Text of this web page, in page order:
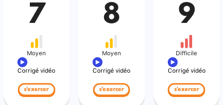
7
Moyen
Corrigé vidéo
s'exercer
8
Moyen
Corrigé vidéo
s'exercer
9
Difficile
Corrigé vidéo
s'exercer